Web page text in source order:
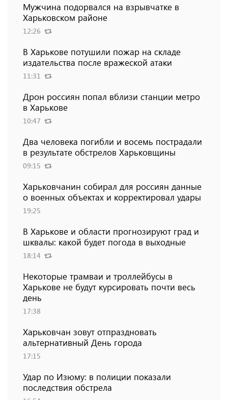
Мужчина подорвался на взрывчатке в
Харьковском районе
12:26
В Харькове потушили пожар на складе
издательства после вражеской атаки
11:31
Дрон россиян попал вблизи станции метро
в Харькове
10:47
Два человека погибли и восемь пострадали
в результате обстрелов Харьковщины
09:15
Харьковчанин собирал для россиян данные
о военных объектах и ​​корректировал удары
19:25
В Харькове и области прогнозируют град и
шквалы: какой будет погода в выходные
18:14
Некоторые трамваи и троллейбусы в
Харькове не будут курсировать почти весь
день
17:38
Харьковчан зовут отпраздновать
альтернативный День города
17:15
Удар по Изюму: в полиции показали
последствия обстрела